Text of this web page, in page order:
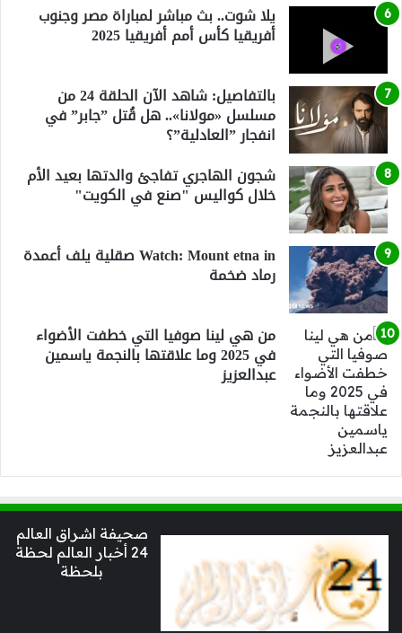
يلا شوت.. بث مباشر لمباراة مصر وجنوب
أفريقيا كأس أمم أفريقيا 2025
بالتفاصيل: شاهد الآن الحلقة 24 من
مسلسل «مولانا».. هل قُتل ”جابر” في
انفجار ”العادلية”؟
شجون الهاجري تفاجئ والدتها بعيد الأم
خلال كواليس "صنع في الكويت"
Watch: Mount etna in صقلية يلف أعمدة
رماد ضخمة
من هي لينا صوفيا التي خطفت الأضواء
في 2025 وما علاقتها بالنجمة ياسمين
عبدالعزيز
صحيفة اشراق العالم
24 أخبار العالم لحظة
بلحظة